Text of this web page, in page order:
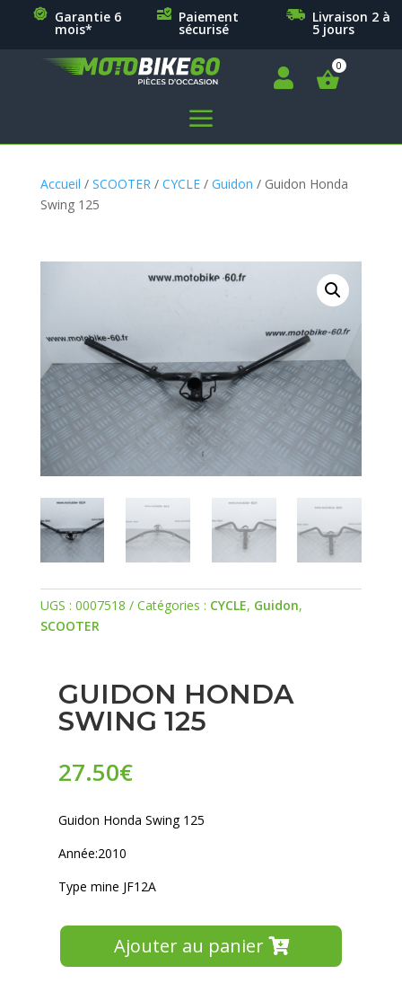
Garantie 6
mois*
Paiement
sécurisé
Livraison 2 à
5 jours

a
Accueil / SCOOTER / CYCLE/ Guidon / Guidon Honda
Swing 125
UGS : 0007518 Catégories : CYCLE, Guidon,
SCOOTER
GUIDON HONDA
SWING 125
27.50€
Guidon Honda Swing 125
Année:2010
Type mine JF12A
Ajouter au panier